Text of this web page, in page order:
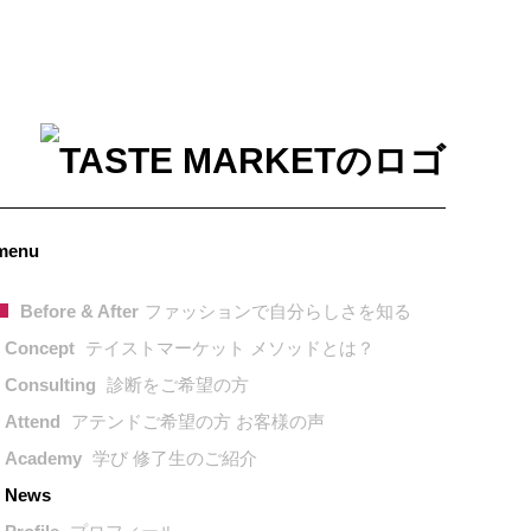
Before & After ファッションで自分らしさを知る
Concept テイストマーケット メソッドとは？
Consulting 診断をご希望の方
Attend
アテンドご希望の方 お客様の声
Academy 学び 修了生のご紹介
News